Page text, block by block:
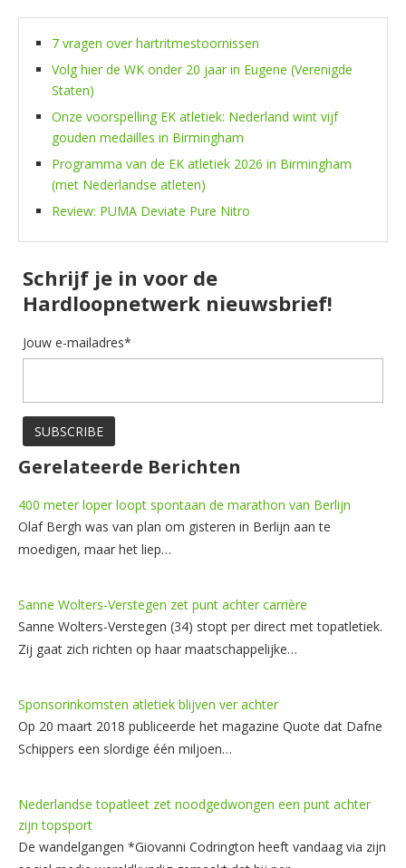
7 vragen over hartritmestoornissen
Volg hier de WK onder 20 jaar in Eugene (Verenigde
Staten)
Onze voorspelling EK atletiek: Nederland wint vijf
gouden medailles in Birmingham
Programma van de EK atletiek 2026 in Birmingham
(met Nederlandse atleten)
Review: PUMA Deviate Pure Nitro
Schrijf je in voor de
Hardloopnetwerk nieuwsbrief!
Jouw e-mailadres*
Gerelateerde Berichten
400 meter loper loopt spontaan de marathon van Berlijn
Olaf Bergh was van plan om gisteren in Berlijn aan te
moedigen, maar het liep…
Sanne Wolters-Verstegen zet punt achter carrière
Sanne Wolters-Verstegen (34) stopt per direct met topatletiek.
Zij gaat zich richten op haar maatschappelijke…
Sponsorinkomsten atletiek blijven ver achter
Op 20 maart 2018 publiceerde het magazine Quote dat Dafne
Schippers een slordige één miljoen…
Nederlandse topatleet zet noodgedwongen een punt achter
zijn topsport
De wandelgangen *Giovanni Codrington heeft vandaag via zijn